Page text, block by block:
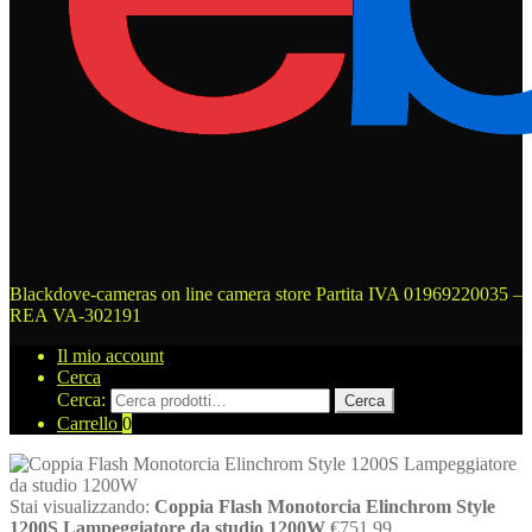
Blackdove-cameras on line camera store Partita IVA 01969220035 –
REA VA-302191
Il mio account
Cerca
Cerca:
Cerca
Carrello 0
Stai visualizzando: Coppia Flash Monotorcia Elinchrom Style